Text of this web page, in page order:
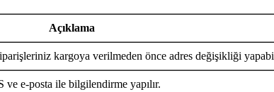
Açıklama
kargoya verilmeden önce adres değişikliği
e-posta ile bilgilendirme yapılır.